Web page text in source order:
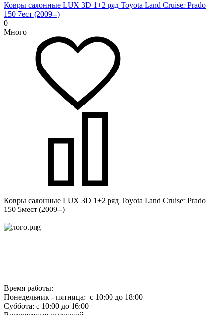
Ковры салонные LUX 3D 1+2 ряд Toyota Land Cruiser Prado
150 7ест (2009--)
0
Много
Ковры салонные LUX 3D 1+2 ряд Toyota Land Cruiser Prado
150 5мест (2009--)
Время работы:
Понедельник - пятница: с 10:00 до 18:00
Суббота: с 10:00 до 16:00